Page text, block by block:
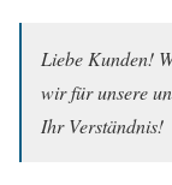
Liebe Kunden!
wir für unsere
Ihr Verständnis!